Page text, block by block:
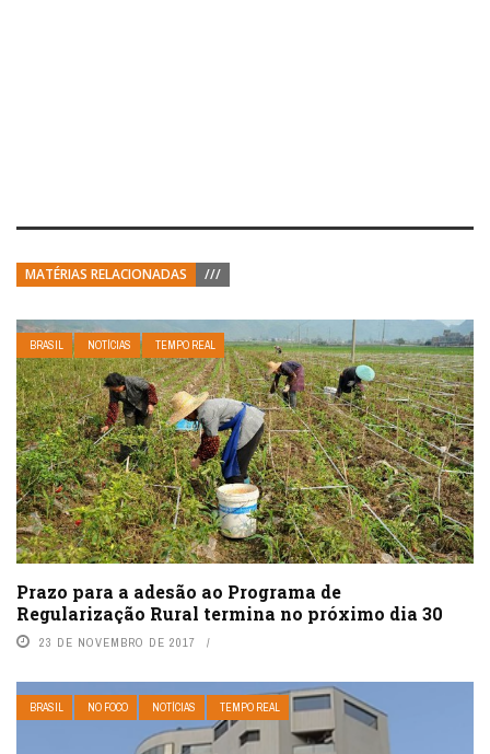
MATÉRIAS RELACIONADAS ///
BRASIL NOTÍCIAS TEMPO REAL
Prazo para a adesão ao Programa de
Regularização Rural termina no próximo dia 30
23 DE NOVEMBRO DE 2017
BRASIL NO FOCO NOTÍCIAS TEMPO REAL